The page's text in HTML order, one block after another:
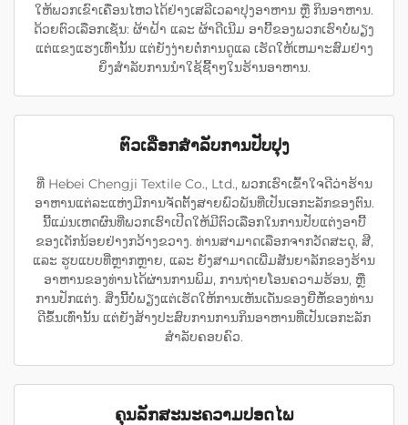
ໃຫ້ພວກເຂົາເຄື່ອນໄຫວໄດ້ຢ່າງເສລີເວລາປຸງອາຫານ ຫຼື ກິນອາຫານ.
ດ້ວຍຕົວເລືອກເຊັ່ນ: ຜ້າຝ້າ ແລະ ຜ້າດີເນີມ ອາບີ້ຂອງພວກເຮົາບໍ່ພຽງ
ແຕ່ແຂງແຮງເທົ່ານັ້ນ ແຕ່ຍັງງ່າຍຕໍ່ການດູແລ ເຮັດໃຫ້ເຫມາະສົມຢ່າງ
ຍິ່ງສຳລັບການນຳໃຊ້ຊີ້້າໆໃນຮ້ານອາຫານ.
ຕົວເລືອກສໍາລັບການປັບປຸງ
ທີ່ Hebei Chengji Textile Co., Ltd., ພວກເຮົາເຂົ້າໃຈດີວ່າຮ້ານ
ອາຫານແຕ່ລະແຫ່ງມີການຈັດຕັ້ງສາຍພົວພັນທີ່ເປັນເອກະລັກຂອງຕົນ.
ນີ້ແມ່ນເຫດຜົນທີ່ພວກເຮົາເປີດໃຫ້ມີຕົວເລືອກໃນການປັບແຕ່ງອາບີ້
ຂອງເດັກນ້ອຍຢ່າງກວ້າງຂວາງ. ທ່ານສາມາດເລືອກຈາກວັດສະດຸ, ສີ,
ແລະ ຮູບແບບທີ່ຫຼາກຫຼາຍ, ແລະ ຍັງສາມາດເພີ່ມສັນຍາລັກຂອງຮ້ານ
ອາຫານຂອງທ່ານໄດ້ຜ່ານການພິມ, ການຖ່າຍໂອນຄວາມຮ້ອນ, ຫຼື
ການປັກແຕ່ງ. ສິ່ງນີ້ບໍ່ພຽງແຕ່ເຮັດໃຫ້ການເຫັນເດັ່ນຂອງຍີ່ຫໍ້ຂອງທ່ານ
ດີຂຶ້ນເທົ່ານັ້ນ ແຕ່ຍັງສ້າງປະສົບການການກິນອາຫານທີ່ເປັນເອກະລັກ
ສຳລັບຄອບຄົວ.
ຄຸນລັກສະນະຄວາມປອດໄພ